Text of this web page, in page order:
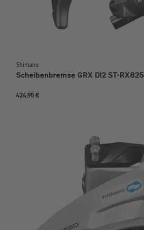
Shimano
Scheibenbremse GRX DI2 ST-
424,95 €